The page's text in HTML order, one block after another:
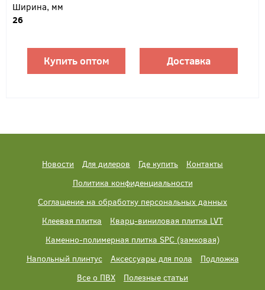
Ширина, мм
26
Купить оптом Доставка
Новости Для дилеров Где купить
Контакты
Политика конфиденциальности
Соглашение на обработку персональных данных
Клеевая плитка
Кварц-виниловая плитка LVT
Каменно-полимерная плитка SPC (замковая)
Напольный плинтус
Аксессуары для пола
Подложка
Все о ПВХ
Полезные статьи